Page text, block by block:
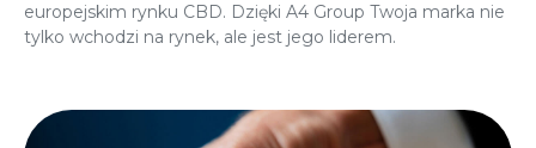
europejskim rynku CBD. Dzięki A4 Group Twoja marka nie
tylko wchodzi na rynek, ale jest jego liderem.